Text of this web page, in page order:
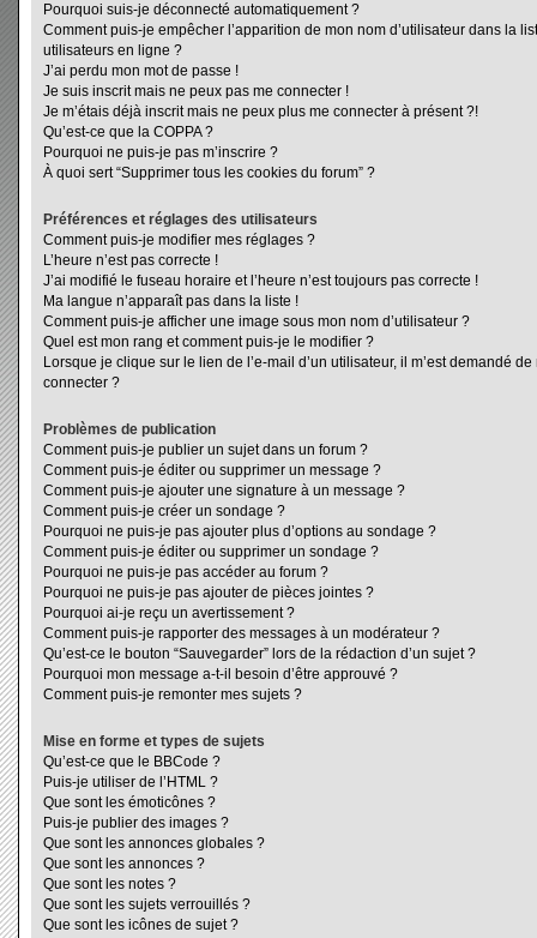
Pourquoi suis-je déconnecté automatiquement ?
Comment puis-je empêcher l’apparition de mon nom d’utilisateur dans la
utilisateurs en ligne ?
J’ai perdu mon mot de passe !
Je suis inscrit mais ne peux pas me connecter !
Je m’étais déjà inscrit mais ne peux plus me connecter à présent ?!
Qu’est-ce que la COPPA ?
Pourquoi ne puis-je pas m’inscrire ?
À quoi sert “Supprimer tous les cookies du forum” ?
Préférences et réglages des utilisateurs
Comment puis-je modifier mes réglages ?
L’heure n’est pas correcte !
J’ai modifié le fuseau horaire et l’heure n’est toujours pas correcte !
Ma langue n’apparaît pas dans la liste !
Comment puis-je afficher une image sous mon nom d’utilisateur ?
Quel est mon rang et comment puis-je le modifier ?
Lorsque je clique sur le lien de l’e-mail d’un utilisateur, il m’est demandé de
connecter ?
Problèmes de publication
Comment puis-je publier un sujet dans un forum ?
Comment puis-je éditer ou supprimer un message ?
Comment puis-je ajouter une signature à un message ?
Comment puis-je créer un sondage ?
Pourquoi ne puis-je pas ajouter plus d’options au sondage ?
Comment puis-je éditer ou supprimer un sondage ?
Pourquoi ne puis-je pas accéder au forum ?
Pourquoi ne puis-je pas ajouter de pièces jointes ?
Pourquoi ai-je reçu un avertissement ?
Comment puis-je rapporter des messages à un modérateur ?
Qu’est-ce le bouton “Sauvegarder” lors de la rédaction d’un sujet ?
Pourquoi mon message a-t-il besoin d’être approuvé ?
Comment puis-je remonter mes sujets ?
Mise en forme et types de sujets
Qu’est-ce que le BBCode ?
Puis-je utiliser de l’HTML ?
Que sont les émoticônes ?
Puis-je publier des images ?
Que sont les annonces globales ?
Que sont les annonces ?
Que sont les notes ?
Que sont les sujets verrouillés ?
Que sont les icônes de sujet ?